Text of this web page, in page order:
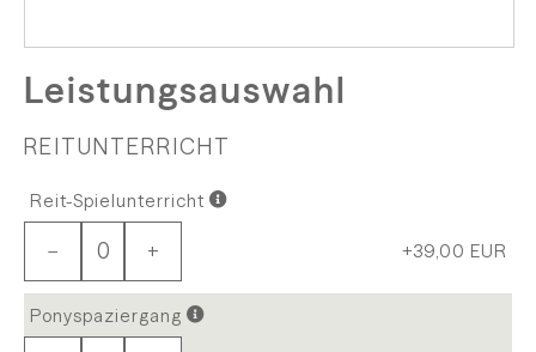
Leistungsauswahl
REITUNTERRICHT
− +
Reit-Spielunterricht
+39,00 EUR
Ponyspaziergang